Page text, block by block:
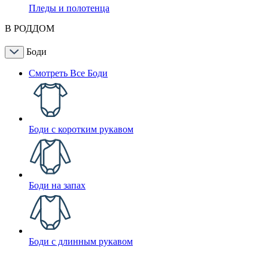
Пледы и полотенца
В РОДДОМ
Боди
Смотреть Все Боди
Боди с коротким рукавом
Боди на запах
Боди с длинным рукавом